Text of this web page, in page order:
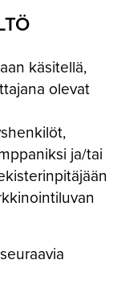
käsitellä,
olevat
ja/tai